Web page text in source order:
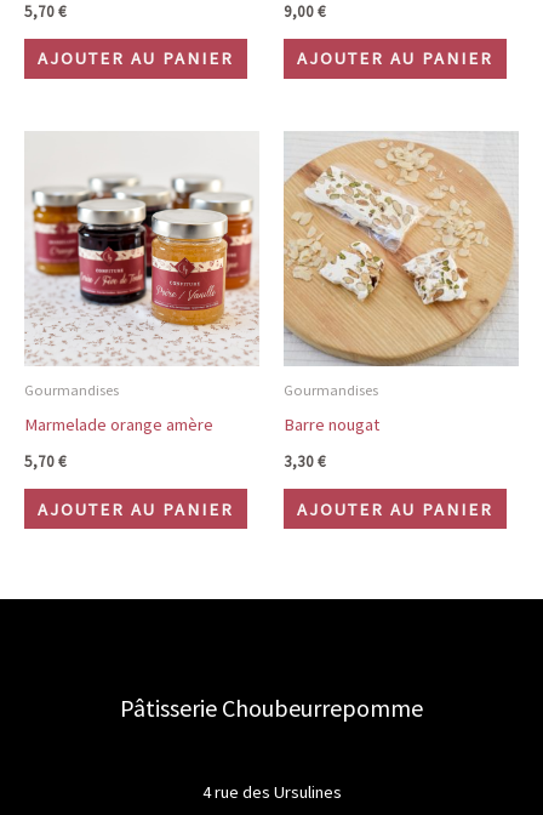
5,70€
AJOUTER AU PANIER
9,00€
AJOUTER AU PANIER
Gourmandises
Marmelade orange amère
5,70€
AJOUTER AU PANIER
Gourmandises
Barre nougat
3,30€
AJOUTER AU PANIER
Pâtisserie Choubeurrepomme
4 rue des Ursulines